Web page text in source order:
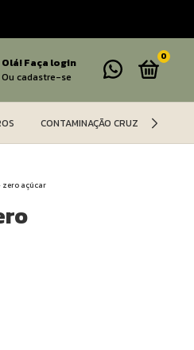
Olá!Faça login
Ou cadastre-se
0
CONTAMINAÇÃO CRUZADA
zero açúcar